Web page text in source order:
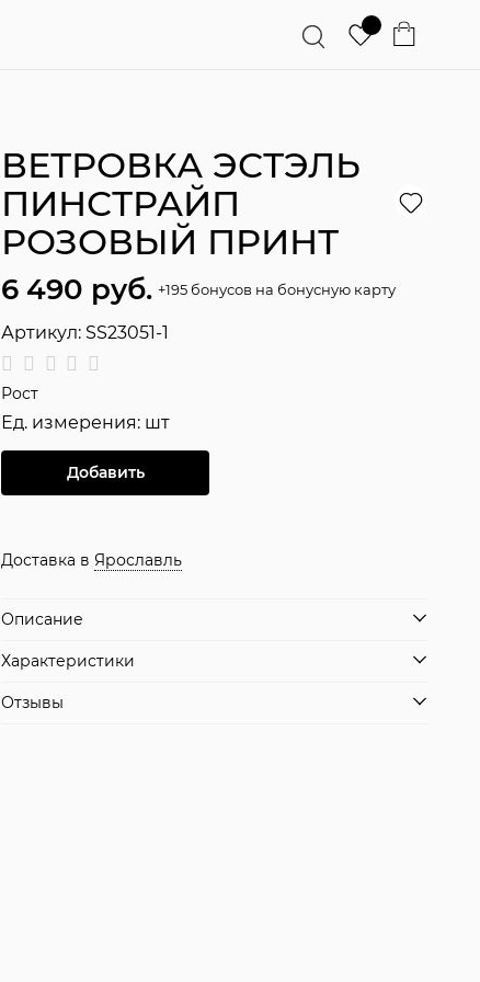
ВЕТРОВКА ЭСТЭЛЬ
ПИНСТРАЙП
РОЗОВЫЙ ПРИНТ
6 490 руб. +195 бонусов на бонусную карту
Артикул: SS23051-1
Рост
Ед. измерения: шт
Добавить
Доставка в Ярославль
Описание
Характеристики
Отзывы